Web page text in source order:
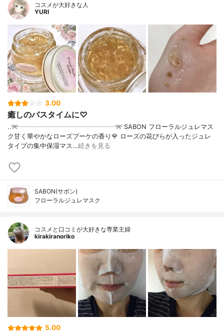
コスメが大好きな人
YURI
3.00
癒しのバスタイムに♡
..୨୧┈┈┈┈┈┈┈┈┈┈┈┈┈┈┈୨୧ SABON フローラルジュレマス
ク甘く華やかなローズブーケの香り🌹 ローズの花びらが入ったジュレ
タイプの集中保湿マス…続きを見る
SABON(サボン)
フローラルジュレマスク
コスメと口コミが大好きな専業主婦
kirakiranoriko
5.00